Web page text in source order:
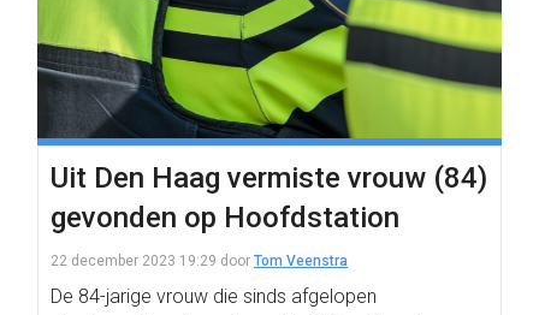
Uit Den Haag vermiste vrouw (84)
gevonden op Hoofdstation
22 december 2023 19:29 door Tom Veenstra
De 84-jarige vrouw die sinds afgelopen